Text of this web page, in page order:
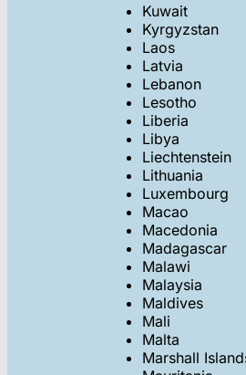
Kuwait
Kyrgyzstan
Laos
Latvia
Lebanon
Lesotho
Liberia
Libya
Liechtenstein
Lithuania
Luxembourg
Macao
Macedonia
Madagascar
Malawi
Malaysia
Maldives
Mali
Malta
Marshall